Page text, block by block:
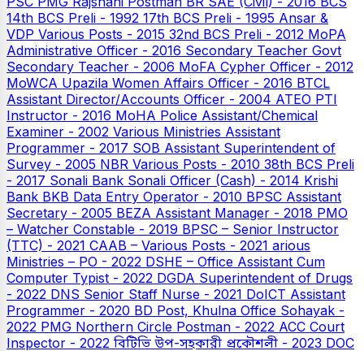
14th BCS Preli - 1992 17th BCS Preli - 1995 Ansar &
VDP Various Posts - 2015 32nd BCS Preli - 2012 MoPA
Administrative Officer - 2016 Secondary Teacher Govt
Secondary Teacher - 2006 MoFA Cypher Officer - 2012
MoWCA Upazila Women Affairs Officer - 2016 BTCL
Assistant Director/Accounts Officer - 2004 ATEO PTI
Instructor - 2016 MoHA Police Assistant/Chemical
Examiner - 2002 Various Ministries Assistant
Programmer - 2017 SOB Assistant Superintendent of
Survey - 2005 NBR Various Posts - 2010 38th BCS Preli
- 2017 Sonali Bank Sonali Officer (Cash) - 2014 Krishi
Bank BKB Data Entry Operator - 2010 BPSC Assistant
Secretary - 2005 BEZA Assistant Manager - 2018 PMO
– Watcher Constable - 2019 BPSC – Senior Instructor
(TTC) - 2021 CAAB – Various Posts - 2021 arious
Ministries – PO - 2022 DSHE – Office Assistant Cum
Computer Typist - 2022 DGDA Superintendent of Drugs
- 2022 DNS Senior Staff Nurse - 2021 DoICT Assistant
Programmer - 2020 BD Post, Khulna Office Sohayak -
2022 PMG Northern Circle Postman - 2022 ACC Court
Inspector - 2022 বিটিভি উপ-সহকারী প্রকৌশলী - 2023 DOC